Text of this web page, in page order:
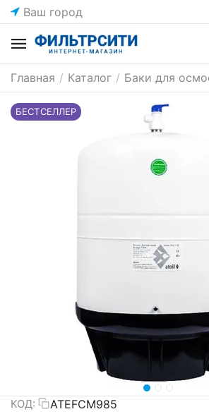
Ваш город
Главная / Каталог / Баки для
БЕСТСЕЛЛЕР
КОД: ATEFCM985